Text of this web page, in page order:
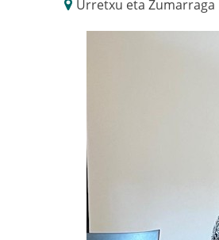
Urretxu eta Zumarraga